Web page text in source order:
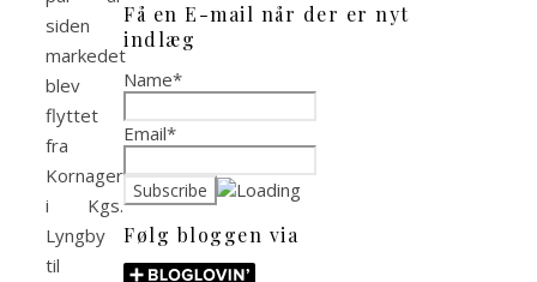
siden
markedet
blev
flyttet
fra
Kornagervej
i Kgs.
Lyngby
til
Få en E-mail når der er nyt
indlæg
Name*
Email*
Følg bloggen via